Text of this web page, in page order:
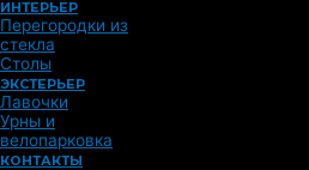
ИНТЕРЬЕР
Перегородки из
стекла
Столы
ЭКСТЕРЬЕР
Лавочки
Урны и
велопарковка
КОНТАКТЫ